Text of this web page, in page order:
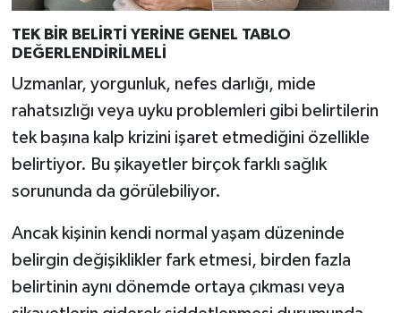
TEK BİR BELİRTİ YERİNE GENEL TABLO
DEĞERLENDİRİLMELİ
Uzmanlar, yorgunluk, nefes darlığı, mide
rahatsızlığı veya uyku problemleri gibi belirtilerin
tek başına kalp krizini işaret etmediğini özellikle
belirtiyor. Bu şikayetler birçok farklı sağlık
sorununda da görülebiliyor.
Ancak kişinin kendi normal yaşam düzeninde
belirgin değişiklikler fark etmesi, birden fazla
belirtinin aynı dönemde ortaya çıkması veya